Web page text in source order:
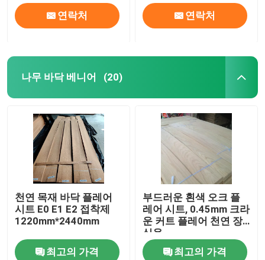
연락처 연락처
나무 바닥 베니어 (20)
천연 목재 바닥 플레어
시트 E0 E1 E2 접착제
1220mm*2440mm
최고의 가격
부드러운 흰색 오크 플
레어 시트, 0.45mm 크라
운 커트 플레어 천연 장
식용
최고의 가격